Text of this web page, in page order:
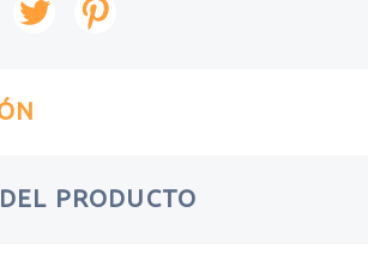
PRODUCTO